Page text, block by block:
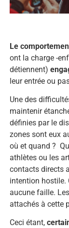
Le
ont la charge -
détiennent)
leur entrée ou
Une des
maintenir
définies par le
zones sont eux
où et quand ?
athlètes ou les
contacts directs
intention hostile.
aucune faille.
attachés à cette
Ceci étant,